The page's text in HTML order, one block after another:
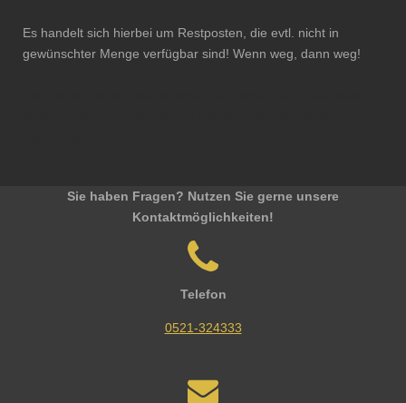
Es handelt sich hierbei um Restposten, die evtl. nicht in
gewünschter Menge verfügbar sind! Wenn weg, dann weg!
Sie haben Fragen? Nutzen Sie gerne unsere
Kontaktmöglichkeiten!
Telefon
0521-324333